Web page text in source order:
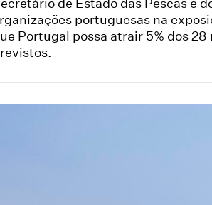
portuguesas na
Portugal possa atrair 5% dos